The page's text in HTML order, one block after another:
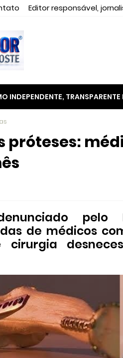
Editor responsável,
INDEPENDENTE, TRANSPARENTE
próteses:
pelo
de médicos
cirurgia